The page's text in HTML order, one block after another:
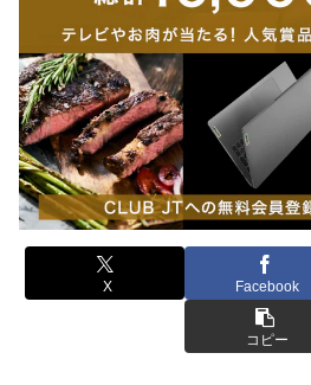
X Facebook
コピー